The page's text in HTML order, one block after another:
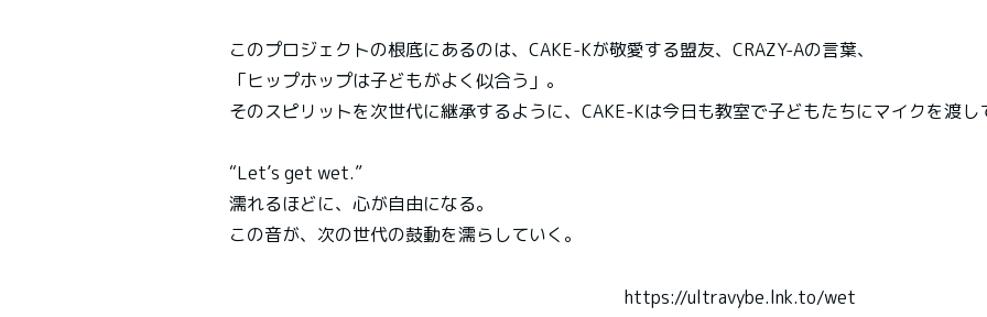
このプロジェクトの根底にあるのは、CAKE-Kが敬愛する盟友、CRAZY-Aの言葉、
「ヒップホップは子どもがよく似合う」。
そのスピリットを次世代に継承するように、CAKE-Kは今日も教室で子どもたちにマイクを渡し
“Let’s get wet.”
濡れるほどに、心が自由になる。
この音が、次の世代の鼓動を濡らしていく。
https://ultravybe.lnk.to/wet